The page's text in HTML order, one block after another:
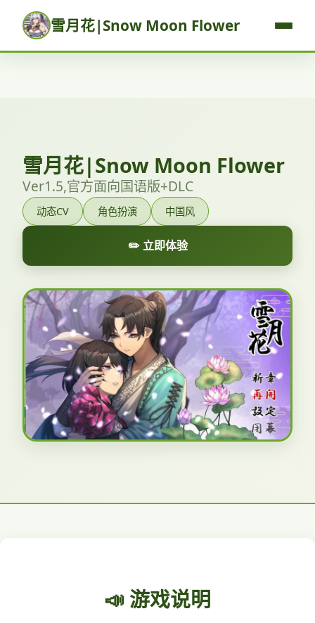
雪月花|Snow Moon Flower
雪月花|Snow Moon Flower
Ver1.5,官方面向国语版+DLC
动态CV 角色扮演 中国风
✏️ 立即体验
📣 游戏说明